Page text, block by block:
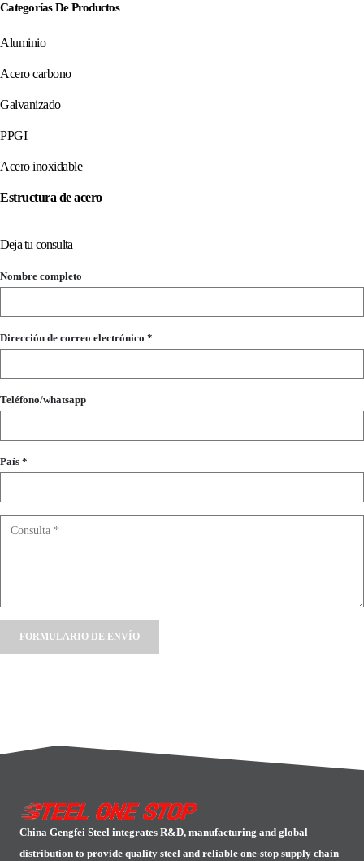
Categorías De Productos
Aluminio
Acero carbono
Galvanizado
PPGI
Acero inoxidable
Estructura de acero
Deja tu consulta
Nombre completo
Dirección de correo electrónico *
Teléfono/whatsapp
País *
China Gengfei Steel integrates R&D, manufacturing and global
distribution to provide quality steel and reliable one-stop supply chain